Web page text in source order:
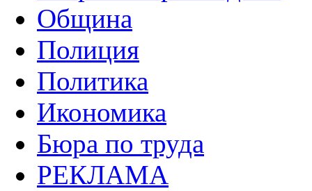
Община
Полиция
Политика
Икономика
Бюра по труда
РЕКЛАМА